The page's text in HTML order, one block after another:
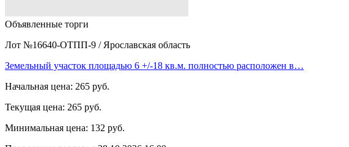
Объявленные торги
Лот №16640-ОТПП-9 / Ярославская область
Земельный участок площадью 6 +/-18 кв.м. полностью расположен в…
Начальная цена: 265 руб.
Текущая цена: 265 руб.
Минимальная цена: 132 руб.